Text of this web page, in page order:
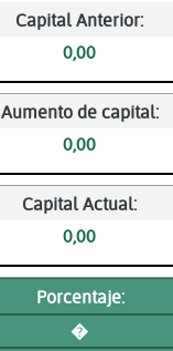
Capital Anterior:
0,00
Aumento de capital:
0,00
Capital Actual:
0,00
Porcentaje:
�